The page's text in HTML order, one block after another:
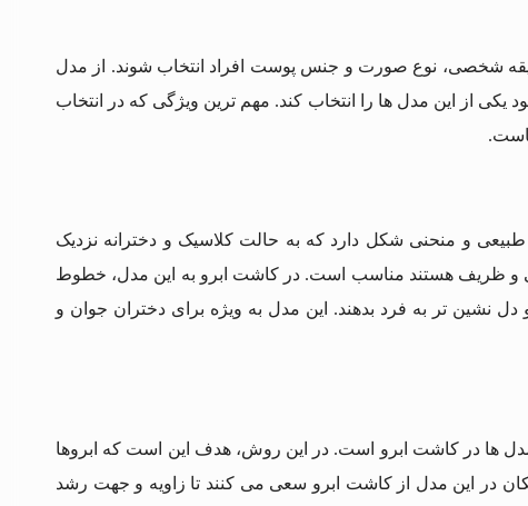
شخصی، نوع صورت و جنس پوست افراد انتخاب شوند. از مدل
از این مدل ها را انتخاب کند. مهم ترین ویژگی که در انتخاب
و منحنی شکل دارد که به حالت کلاسیک و دخترانه نزدیک
و ظریف هستند مناسب است. در کاشت ابرو به این مدل، خطوط
نشین تر به فرد بدهند. این مدل به ویژه برای دختران جوان و
ها در کاشت ابرو است. در این روش، هدف این است که ابروها
در این مدل از کاشت ابرو سعی می کنند تا زاویه و جهت رشد